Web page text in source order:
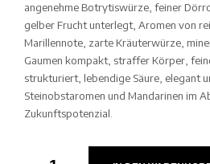
angenehme Botrytiswürze, feiner
gelber Frucht unterlegt, Aromen von
Marillennote, zarte Kräuterwürze,
Gaumen kompakt, straffer Körper,
strukturiert, lebendige Säure, elegant
Steinobstaromen und Mandarinen im
Zukunftspotenzial.